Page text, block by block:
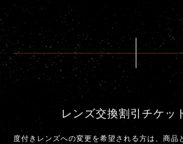
レンズ交換割引チケッ
度付きレンズへの変更を希望される方は、商品